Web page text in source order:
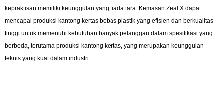
kepraktisan memiliki keunggulan yang tiada tara. Kemasan Zeal X dapat
mencapai produksi kantong kertas bebas plastik yang efisien dan berkualitas
tinggi untuk memenuhi kebutuhan banyak pelanggan dalam spesifikasi yang
berbeda, terutama produksi kantong kertas, yang merupakan keunggulan
teknis yang kuat dalam industri.